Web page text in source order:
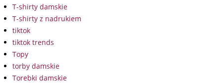
T-shirty damskie
T-shirty z nadrukiem
tiktok
tiktok trends
Topy
torby damskie
Torebki damskie